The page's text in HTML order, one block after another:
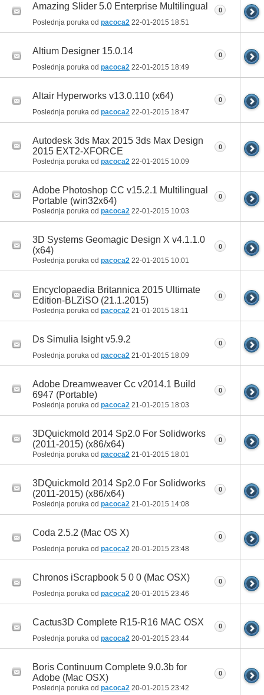
Amazing Slider 5.0 Enterprise Multilingual
Poslednja poruka od pacoca2 22-01-2015 18:51
0
Altium Designer 15.0.14
Poslednja poruka od pacoca2 22-01-2015 18:49
0
Altair Hyperworks v13.0.110 (x64)
Poslednja poruka od pacoca2 22-01-2015 18:47
0
Autodesk 3ds Max 2015 3ds Max Design
2015 EXT2-XFORCE
Poslednja poruka od pacoca2 22-01-2015 10:09
0
Adobe Photoshop CC v15.2.1 Multilingual
Portable (win32x64)
Poslednja poruka od pacoca2 22-01-2015 10:03
0
3D Systems Geomagic Design X v4.1.1.0
(x64)
Poslednja poruka od pacoca2 22-01-2015 10:01
0
Encyclopaedia Britannica 2015 Ultimate
Edition-BLZiSO (21.1.2015)
Poslednja poruka od pacoca2 21-01-2015 18:11
0
Ds Simulia Isight v5.9.2
Poslednja poruka od pacoca2 21-01-2015 18:09
0
Adobe Dreamweaver Cc v2014.1 Build
6947 (Portable)
Poslednja poruka od pacoca2 21-01-2015 18:03
0
3DQuickmold 2014 Sp2.0 For Solidworks
(2011-2015) (x86/x64)
Poslednja poruka od pacoca2 21-01-2015 18:01
0
3DQuickmold 2014 Sp2.0 For Solidworks
(2011-2015) (x86/x64)
Poslednja poruka od pacoca2 21-01-2015 14:08
0
Coda 2.5.2 (Mac OS X)
Poslednja poruka od pacoca2 20-01-2015 23:48
0
Chronos iScrapbook 5 0 0 (Mac OSX)
Poslednja poruka od pacoca2 20-01-2015 23:46
0
Cactus3D Complete R15-R16 MAC OSX
Poslednja poruka od pacoca2 20-01-2015 23:44
0
Boris Continuum Complete 9.0.3b for
Adobe (Mac OSX)
Poslednja poruka od pacoca2 20-01-2015 23:42
0